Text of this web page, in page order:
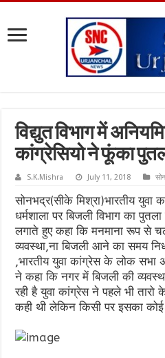
विद्युत विभाग में
कांग्रेसियो ने फूंका
S.K.Mishra July 11, 2018
सोनभद्र(सीके मिश्रा)भारतीय युवा
धर्मशाला पर बिजली विभाग का
लगाते हुए कहा कि मनमाना रूप से चल
व्यवस्था,ना बिजली आने का समय
,भारतीय युवा कांग्रेस के लोक
ने कहा कि नगर में बिजली की
रही है युवा कांग्रेस ने पहले भी
कही थी लेकिन किसी पर इसका कोई